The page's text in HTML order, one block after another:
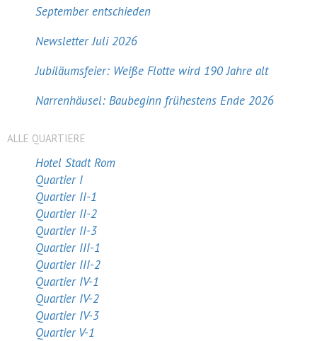
September entschieden
Newsletter Juli 2026
Jubiläumsfeier: Weiße Flotte wird 190 Jahre alt
Narrenhäusel: Baubeginn frühestens Ende 2026
ALLE QUARTIERE
Hotel Stadt Rom
Quartier I
Quartier II-1
Quartier II-2
Quartier II-3
Quartier III-1
Quartier III-2
Quartier IV-1
Quartier IV-2
Quartier IV-3
Quartier V-1